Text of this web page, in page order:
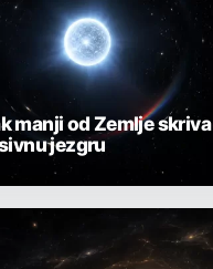
manji od Zemlje skriva
jezgru